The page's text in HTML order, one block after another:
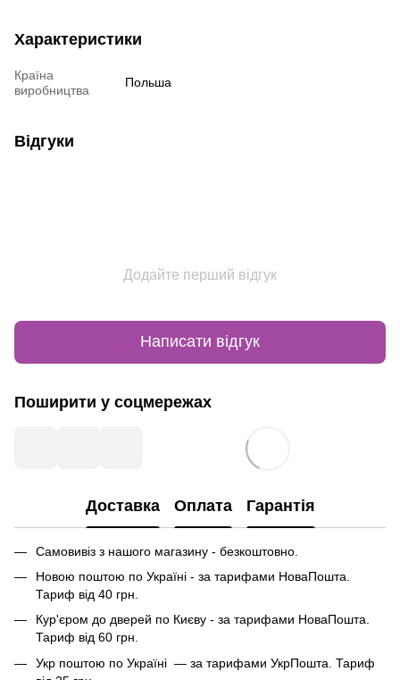
Характеристики
Країна
виробництва
Польша
Відгуки
Додайте перший відгук
Написати відгук
Поширити у соцмережах
Доставка Оплата Гарантія
Самовивіз з нашого магазину - безкоштовно.
Новою поштою по Україні - за тарифами НоваПошта.
Тариф від 40 грн.
Кур'єром до дверей по Києву - за тарифами НоваПошта.
Тариф від 60 грн.
Укр поштою по Україні — за тарифами УкрПошта. Тариф